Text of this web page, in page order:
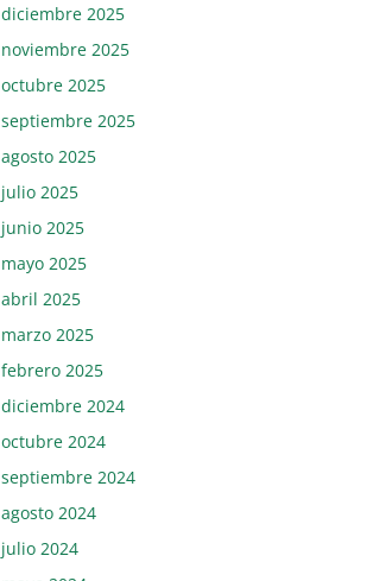
diciembre 2025
noviembre 2025
octubre 2025
septiembre 2025
agosto 2025
julio 2025
junio 2025
mayo 2025
abril 2025
marzo 2025
febrero 2025
diciembre 2024
octubre 2024
septiembre 2024
agosto 2024
julio 2024